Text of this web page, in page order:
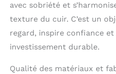
avec sobriété et
texture du cuir. C’est un
regard, inspire confiance et
investissement durable.
Qualité des matériaux et